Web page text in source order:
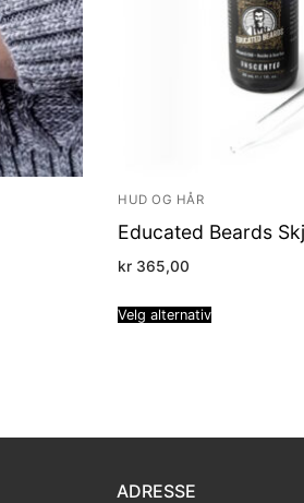
HUD OG HÅR
Educated Beards
kr 365,00
Velg alternativ
ADRESSE